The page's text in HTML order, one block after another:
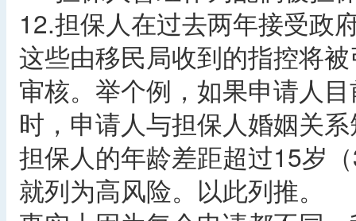
12.担保人在过去两年接受政
这些由移民局收到的指控将
审核。举个例，如果申请人
时，申请人与担保人婚姻关
担保人的年龄差距超过15岁
就列为高风险。以此列推。